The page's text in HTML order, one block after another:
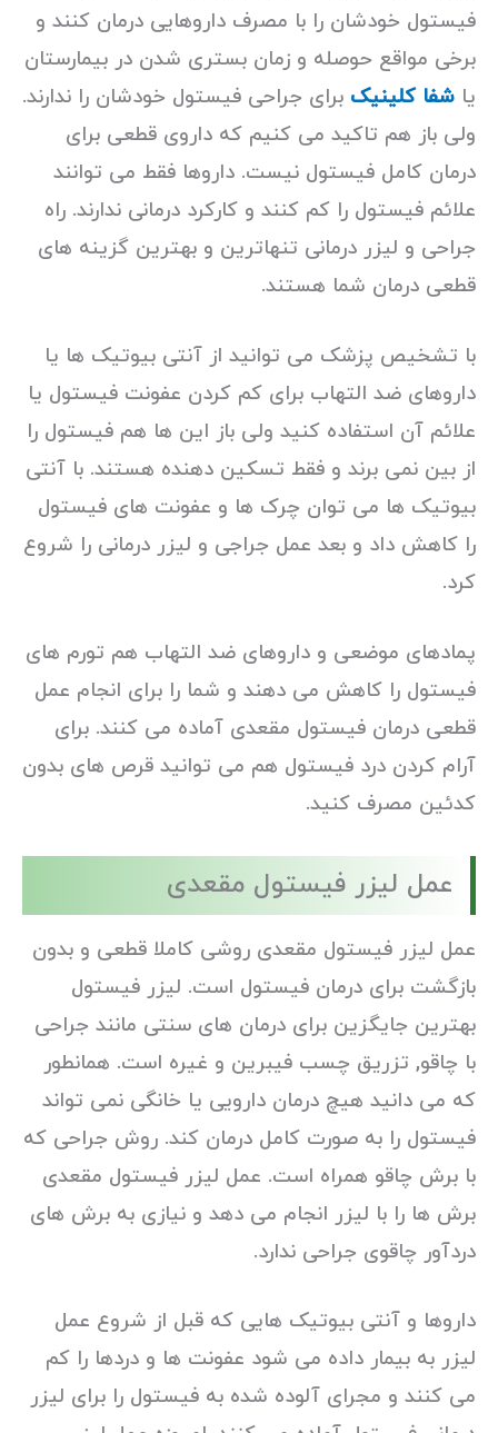
فیستول خودشان را با مصرف داروهایی درمان کنند و
برخی مواقع حوصله و زمان بستری شدن در بیمارستان
یا شفا کلینیک برای جراحی فیستول خودشان را ندارند.
ولی باز هم تاکید می کنیم که داروی قطعی برای
درمان کامل فیستول نیست. داروها فقط می توانند
علائم فیستول را کم کنند و کارکرد درمانی ندارند. راه
جراحی و لیزر درمانی تنهاترین و بهترین گزینه های
قطعی درمان شما هستند.
با تشخیص پزشک می توانید از آنتی بیوتیک ها یا
داروهای ضد التهاب برای کم کردن عفونت فیستول یا
علائم آن استفاده کنید ولی باز این ها هم فیستول را
از بین نمی برند و فقط تسکین دهنده هستند. با آنتی
بیوتیک ها می توان چرک ها و عفونت های فیستول
را کاهش داد و بعد عمل جراجی و لیزر درمانی را شروع
کرد.
پمادهای موضعی و داروهای ضد التهاب هم تورم های
فیستول را کاهش می دهند و شما را برای انجام عمل
قطعی درمان فیستول مقعدی آماده می کنند. برای
آرام کردن درد فیستول هم می توانید قرص های بدون
کدئین مصرف کنید.
عمل لیزر فیستول مقعدی
عمل لیزر فیستول مقعدی روشی کاملا قطعی و بدون
بازگشت برای درمان فیستول است. لیزر فیستول
بهترین جایگزین برای درمان های سنتی مانند جراحی
با چاقو, تزریق چسب فیبرین و غیره است. همانطور
که می دانید هیچ درمان دارویی یا خانگی نمی تواند
فیستول را به صورت کامل درمان کند. روش جراحی که
با برش چاقو همراه است. عمل لیزر فیستول مقعدی
برش ها را با لیزر انجام می دهد و نیازی به برش های
دردآور چاقوی جراحی ندارد.
داروها و آنتی بیوتیک هایی که قبل از شروع عمل
لیزر به بیمار داده می شود عفونت ها و دردها را کم
می کنند و مجرای آلوده شده به فیستول را برای لیزر